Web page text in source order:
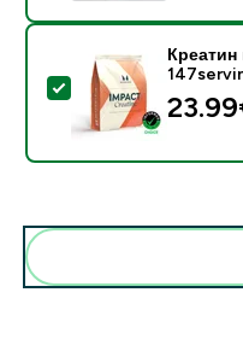
- Креатин